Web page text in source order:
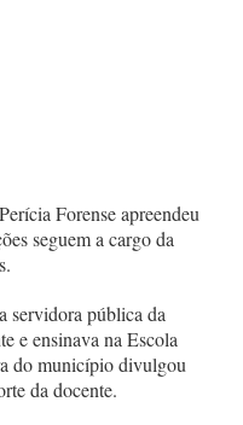
Forense apreendeu
seguem a cargo da
servidora pública da
e ensinava na Escola
do município divulgou
da docente.